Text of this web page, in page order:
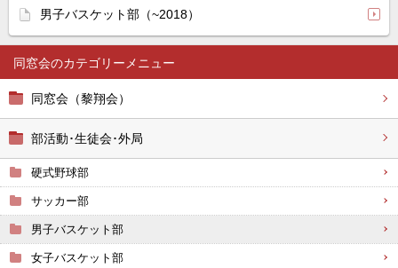
同窓会
同窓会（黎翔会）
部活動･生徒会･外局
硬式野球部
サッカー部
男子バスケット部
女子バスケット部
男子バスケット部（~2018）